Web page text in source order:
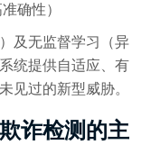
确性）
及无监督学习（异
统提供自适应、有
见过的新型威胁。
诈检测的主